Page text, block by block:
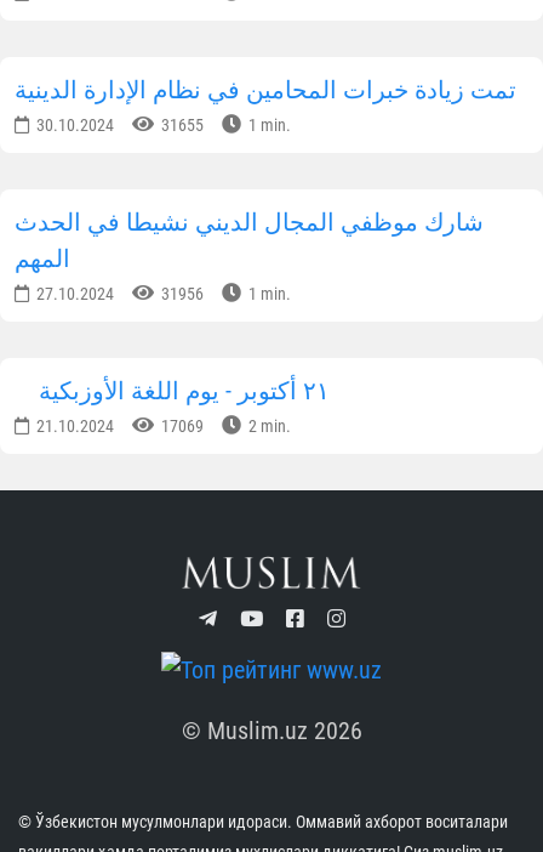
تمت زيادة خبرات المحامين في نظام الإدارة الدينية
30.10.2024 31655 1 min.
شارك موظفي المجال الديني نشيطا في الحدث
المهم
27.10.2024 31956 1 min.
٢١ أكتوبر - يوم اللغة الأوزبكية
21.10.2024 17069 2 min.
© Muslim.uz 2026
© Ўзбекистон мусулмонлари идораси. Оммавий ахборот воситалари